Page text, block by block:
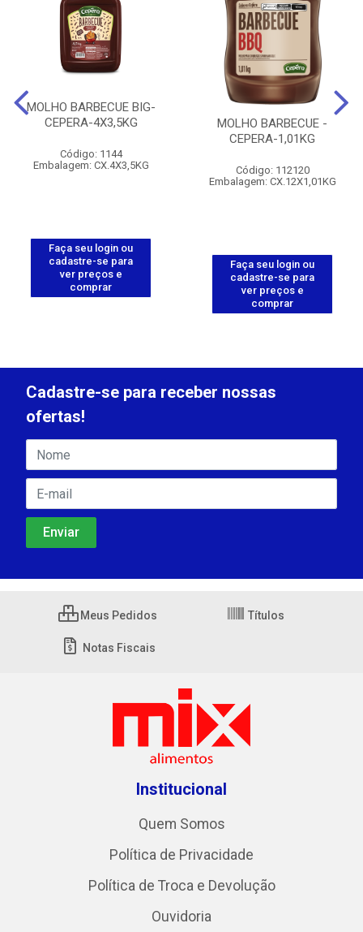
MOLHO BARBECUE BIG-
CEPERA-4X3,5KG
Código: 1144
Embalagem: CX.4X3,5KG
Faça seu login ou
cadastre-se para
ver preços e
comprar
MOLHO BARBECUE -
CEPERA-1,01KG
Código: 112120
Embalagem: CX.12X1,01KG
Faça seu login ou
cadastre-se para
ver preços e
comprar
Cadastre-se para receber nossas
ofertas!
Meus Pedidos Títulos
Notas Fiscais
Institucional
Quem Somos
Política de Privacidade
Política de Troca e Devolução
Ouvidoria